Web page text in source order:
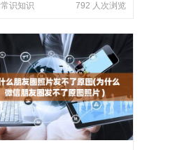
识知识 792 人次浏览